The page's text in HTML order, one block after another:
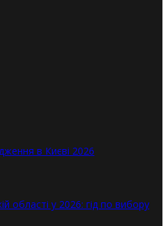
в Києві 2026
області у 2026: гід по вибору